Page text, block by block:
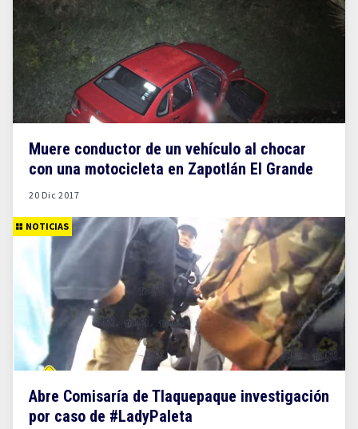
Muere conductor de un vehículo al chocar
con una motocicleta en Zapotlán El Grande
20 Dic 2017
NOTICIAS
Abre Comisaría de Tlaquepaque investigación
por caso de #LadyPaleta